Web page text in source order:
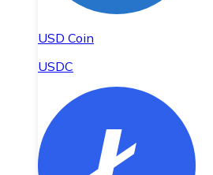
USD Coin
USDC